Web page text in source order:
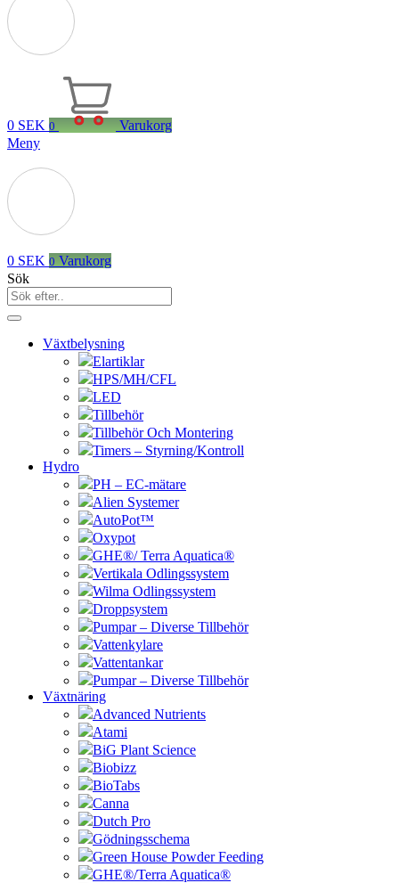
0 SEK 0
Varukorg
Meny
0 SEK 0 Varukorg
Sök
Växtbelysning
Elartiklar
HPS/MH/CFL
LED
Tillbehör
Tillbehör Och Montering
Timers – Styrning/Kontroll
Hydro
PH – EC-mätare
Alien Systemer
AutoPot™
Oxypot
GHE®/ Terra Aquatica®
Vertikala Odlingssystem
Wilma Odlingssystem
Droppsystem
Pumpar – Diverse Tillbehör
Vattenkylare
Vattentankar
Pumpar – Diverse Tillbehör
Växtnäring
Advanced Nutrients
Atami
BiG Plant Science
Biobizz
BioTabs
Canna
Dutch Pro
Gödningsschema
Green House Powder Feeding
GHE®/Terra Aquatica®